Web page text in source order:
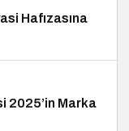
Hafızasına
2025’in Marka